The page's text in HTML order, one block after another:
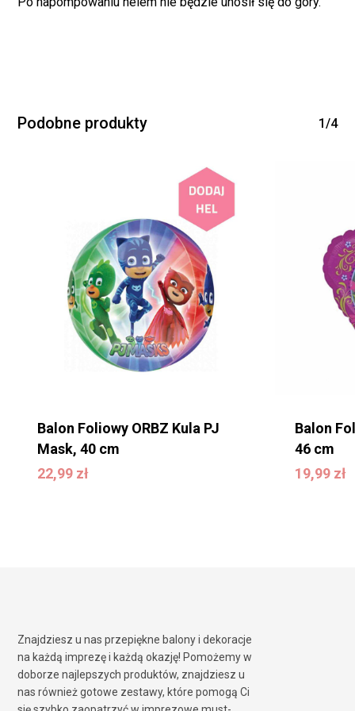
Podobne produkty 1/4
Balon Foliowy ORBZ Kula PJ
Mask, 40 cm
22,99 zł
22,99zł
Balon
46 cm
19,99 zł
19,99zł
Znajdziesz u nas przepiękne balony i dekoracje
na każdą imprezę i każdą okazję! Pomożemy w
doborze najlepszych produktów, znajdziesz u
nas również gotowe zestawy, które pomogą Ci